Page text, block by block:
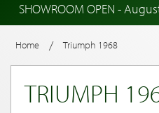
SHOWROOM OPEN -
Home / Triumph 1968
TRIUMPH